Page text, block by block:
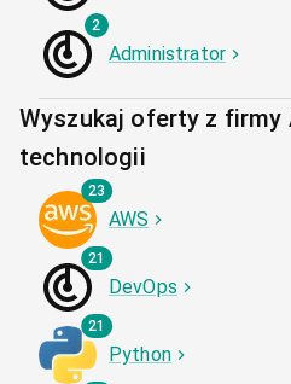
2
Administrator
Wyszukaj oferty z
technologii
23
AWS
21
DevOps
21
Python